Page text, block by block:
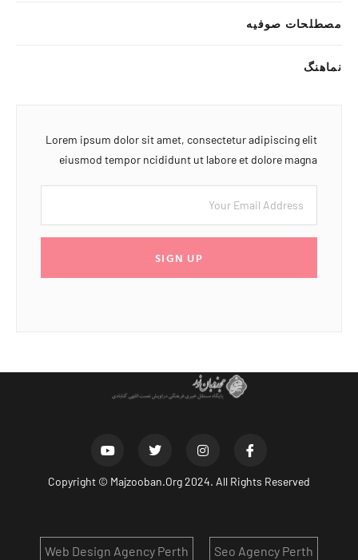
مصطلحات صوفیه
نماهنگ
Lorem ipsum dolor sit amet, consectetur adipiscing elit
eiusmod tempor ncididunt ut labore et dolore magna
SIGN UP
Copyright © Majzooban.Org2024. All Rights Reserved
Seo Agency Perth
Web Design Agency Perth